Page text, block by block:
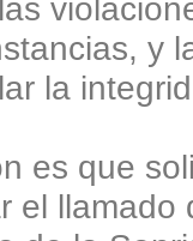
y
la
es que
el